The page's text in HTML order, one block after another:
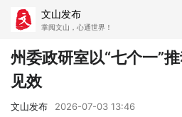
文山发布
掌阅文山，心通世界！
新闻
飞卡阅读
州委政研室以“七个一”
见效
文山发布 2026-07-03 13:46